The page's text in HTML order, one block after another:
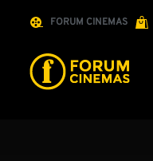
FORUM CINEMAS